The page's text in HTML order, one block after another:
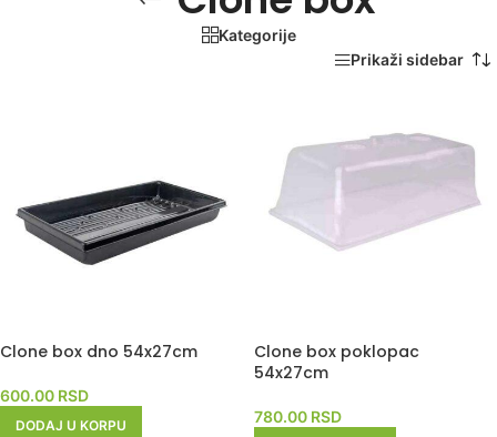
Kategorije
Prikaži sidebar
Clone box dno 54x27cm
600.00 RSD
DODAJ U KORPU
Clone box poklopac
54x27cm
780.00 RSD